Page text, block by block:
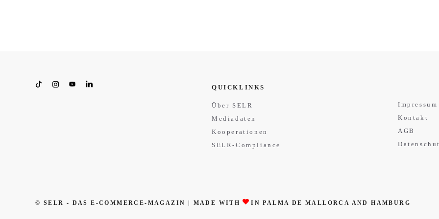
QUICKLINKS
Über SELR
Mediadaten
Kooperationen
SELR-Compliance
Impressum
Kontakt
AGB
© SELR - DAS E-COMMERCE-MAGAZIN | MADE WITH IN PALMA DE MALLORCA AND HAMBURG